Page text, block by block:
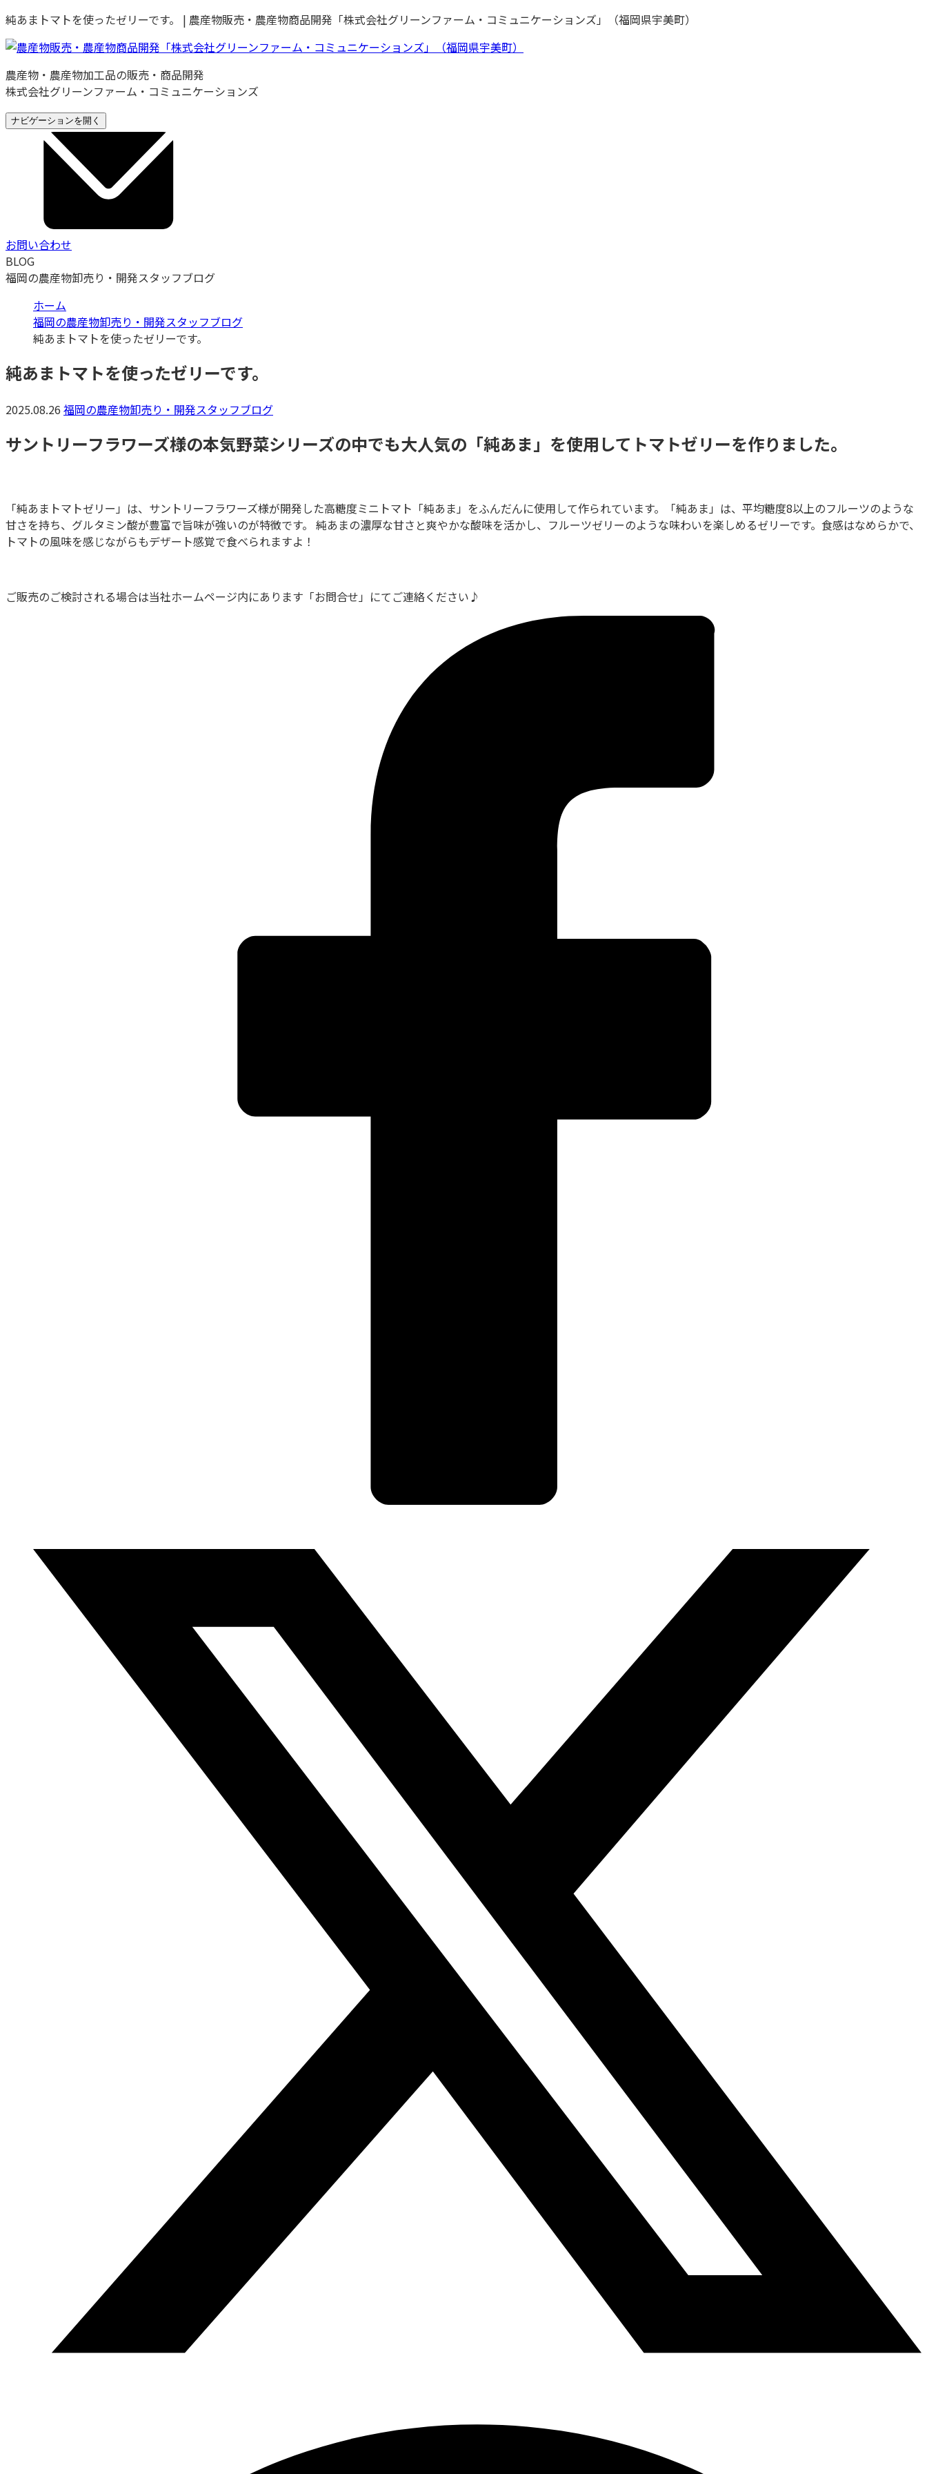
純あまトマトを使ったゼリーです。 | 農産物販売・農産物商品開発「株式会社グリーンファーム・コミュニケーションズ」（福岡県宇美町）
農産物・農産物加⼯品の販売・商品開発
株式会社グリーンファーム・コミュニケーションズ
ナビゲーションを開く
お問い合わせ
BLOG
福岡の農産物卸売り・開発スタッフブログ
ホーム
福岡の農産物卸売り・開発スタッフブログ
純あまトマトを使ったゼリーです。
純あまトマトを使ったゼリーです。
2025.08.26 福岡の農産物卸売り・開発スタッフブログ
サントリーフラワーズ様の本気野菜シリーズの中でも大人気の「純あま」を使用してトマトゼリーを作りました。
「純あまトマトゼリー」は、サントリーフラワーズ様が開発した高糖度ミニトマト「純あま」をふんだんに使用して作られています。「純あま」は、平均糖度8以上のフルーツのような
甘さを持ち、グルタミン酸が豊富で旨味が強いのが特徴です。 純あまの濃厚な甘さと爽やかな酸味を活かし、フルーツゼリーのような味わいを楽しめるゼリーです。食感はなめらかで、
トマトの風味を感じながらもデザート感覚で食べられますよ！
ご販売のご検討される場合は当社ホームページ内にあります「お問合せ」にてご連絡ください♪